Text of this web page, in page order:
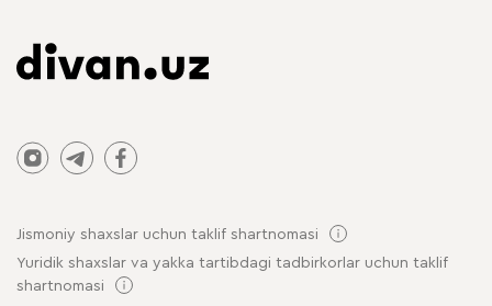
Jismoniy shaxslar uchun taklif shartnomasi
Yuridik shaxslar va yakka tartibdagi tadbirkorlar uchun taklif
shartnomasi